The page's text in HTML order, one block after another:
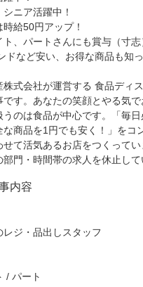
シニア活躍中！
時給50円アップ！
ト、パートさんにも賞与（寸志
ドなど安い、お得な商品も知
株式会社が運営する 食品ディ
です。あなたの笑顔とやる気で
のは食品が中心です。「毎日
な商品を1円でも安く！」をコ
て活気あるお店をつくってい
部門・時間帯の求人を休止し
内容
レジ・品出しスタッフ
/ パート